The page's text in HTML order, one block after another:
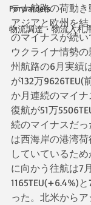
Forwarders
物流調達・物流入札
テナ航路の荷動き
アジアと欧州を
のマイナスが続
ウクライナ情勢
州航路の6月実績
が132万9626TEU(
か月連続のマイ
復航が51万
続のマイナスだ
は西海岸の港湾
していているた
に向かう往航は7
1165TEU(+6.4%)
った。北米から